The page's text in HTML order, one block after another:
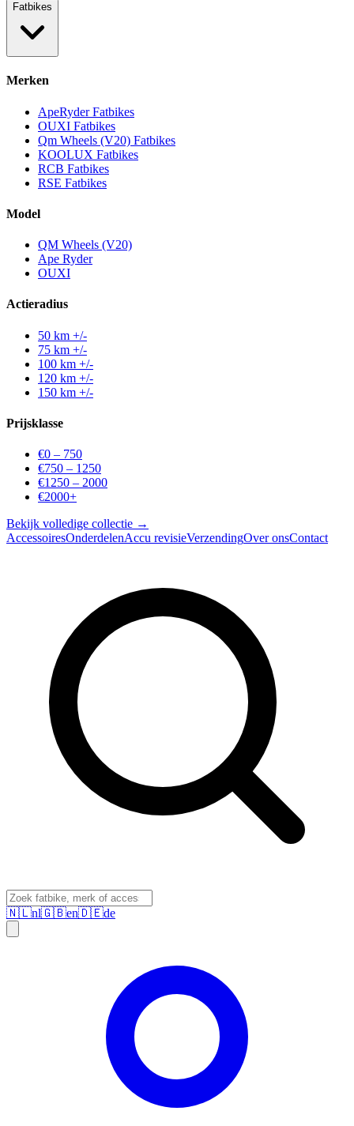
Fatbikes
Merken
ApeRyder Fatbikes
OUXI Fatbikes
Qm Wheels (V20) Fatbikes
KOOLUX Fatbikes
RCB Fatbikes
RSE Fatbikes
Model
QM Wheels (V20)
Ape Ryder
OUXI
Actieradius
50 km +/-
75 km +/-
100 km +/-
120 km +/-
150 km +/-
Prijsklasse
€0 – 750
€750 – 1250
€1250 – 2000
€2000+
Bekijk volledige collectie →
AccessoiresOnderdelenAccu revisieVerzendingOver onsContact
🇳🇱nl🇬🇧en🇩🇪de